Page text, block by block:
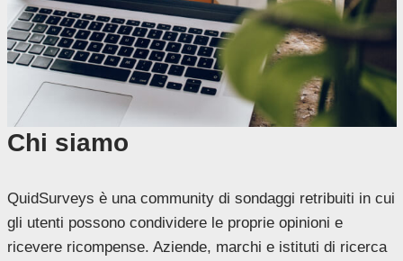
Chi siamo
QuidSurveys è una community di sondaggi retribuiti in cui
gli utenti possono condividere le proprie opinioni e
ricevere ricompense. Aziende, marchi e istituti di ricerca